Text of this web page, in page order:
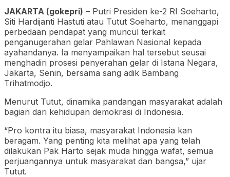
JAKARTA (gokepri) – Putri Presiden ke-2 RI Soeharto,
Siti Hardijanti Hastuti atau Tutut Soeharto, menanggapi
perbedaan pendapat yang muncul terkait
penganugerahan gelar Pahlawan Nasional kepada
ayahandanya. Ia menyampaikan hal tersebut seusai
menghadiri prosesi penyerahan gelar di Istana Negara,
Jakarta, Senin, bersama sang adik Bambang
Trihatmodjo.
Menurut Tutut, dinamika pandangan masyarakat adalah
bagian dari kehidupan demokrasi di Indonesia.
“Pro kontra itu biasa, masyarakat Indonesia kan
beragam. Yang penting kita melihat apa yang telah
dilakukan Pak Harto sejak muda hingga wafat, semua
perjuangannya untuk masyarakat dan bangsa,” ujar
Tutut.